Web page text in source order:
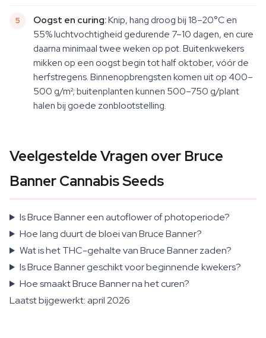
Oogst en curing:Knip, hang droog bij 18–20°C en
55% luchtvochtigheid gedurende 7–10 dagen, en cure
daarna minimaal twee weken op pot. Buitenkwekers
mikken op een oogst begin tot half oktober, vóór de
herfstregens. Binnenopbrengsten komen uit op 400–
500 g/m²; buitenplanten kunnen 500–750 g/plant
halen bij goede zonblootstelling.
Veelgestelde Vragen over Bruce
Banner Cannabis Seeds
Is Bruce Banner een autoflower of photoperiode?
Hoe lang duurt de bloei van Bruce Banner?
Wat is het THC-gehalte van Bruce Banner zaden?
Is Bruce Banner geschikt voor beginnende kwekers?
Hoe smaakt Bruce Banner na het curen?
Laatst bijgewerkt: april 2026